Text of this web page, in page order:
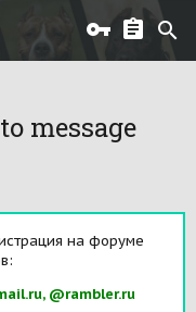
message
на форуме
@rambler.ru